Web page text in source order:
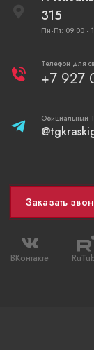
315
Пн-Пт: 09:00 -
Телефон для
+7 927
Официальный
Заказать
ВКонтакте